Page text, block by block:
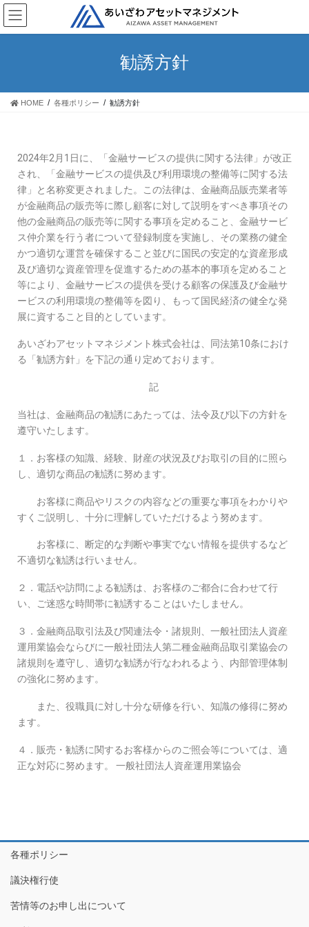
勧誘方針
HOME 各種ポリシー 勧誘方針
2024年2 月 1 日に、「金融サービスの提供に関する法律」が改正
され、「金融サービスの提供及び利用環境の整備等に関する法
律」と名称変更されました。この法律は、金融商品販売業者等
が金融商品の販売等に際し顧客に対して説明をすべき事項その
他の金融商品の販売等に関する事項を定めること、金融サービ
ス仲介業を行う者について登録制度を実施し、その業務の健全
かつ適切な運営を確保すること並びに国民の安定的な資産形成
及び適切な資産管理を促進するための基本的事項を定めること
等により、金融サービスの提供を受ける顧客の保護及び金融サ
ービスの利用環境の整備等を図り、もって国民経済の健全な発
展に資すること目的としています。
あいざわアセットマネジメント株式会社は、同法第10条におけ
る「勧誘方針」を下記の通り定めております。
記
当社は、金融商品の勧誘にあたっては、法令及び以下の方針を
遵守いたします。
１．お客様の知識、経験、財産の状況及びお取引の目的に照ら
し、適切な商品の勧誘に努めます。
お客様に商品やリスクの内容などの重要な事項をわかりや
すくご説明し、十分に理解していただけるよう努めます。
お客様に、断定的な判断や事実でない情報を提供するなど
不適切な勧誘は行いません。
２．電話や訪問による勧誘は、お客様のご都合に合わせて行
い、ご迷惑な時間帯に勧誘することはいたしません。
３．金融商品取引法及び関連法令・諸規則、一般社団法人資産
運用業協会ならびに一般社団法人第二種金融商品取引業協会の
諸規則を遵守し、適切な勧誘が行なわれるよう、内部管理体制
の強化に努めます。
また、役職員に対し十分な研修を行い、知識の修得に努め
ます。
４．販売・勧誘に関するお客様からのご照会等については、適
正な対応に努めます。 一般社団法人資産運用業協会
各種ポリシー
議決権行使
苦情等のお申し出について